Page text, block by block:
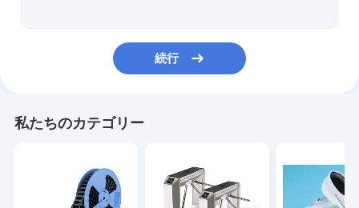
ホーム
企業情報
続行
私たちのカテゴリー